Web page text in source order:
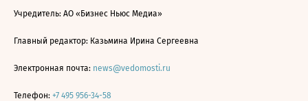
Учредитель: АО «Бизнес Ньюс Медиа»
Главный редактор: Казьмина Ирина Сергеевна
Электронная почта: news@vedomosti.ru
Телефон: +7 495 956-34-58